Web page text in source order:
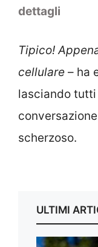
dettagli
Tipico!
cellulare – ha
lasciando
scherzoso.
ULTIMI